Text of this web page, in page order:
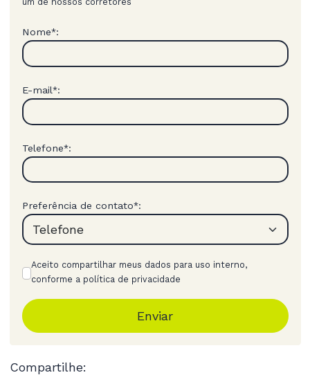
Nome*:
E-mail*:
Telefone*:
Preferência de contato*:
Aceito compartilhar meus dados para uso interno,
conforme a política de privacidade
Enviar
Compartilhe: